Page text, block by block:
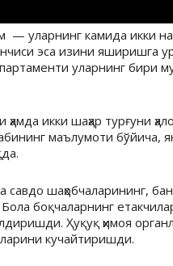
— уларнинг камида икки
эса изини яширишга
уларнинг бири
икки шаҳар турғуни
маълумоти бўйича,
шаҳобчаларининг,
боқчаларнинг
Ҳуқуқ ҳимоя
кучайтиришди.